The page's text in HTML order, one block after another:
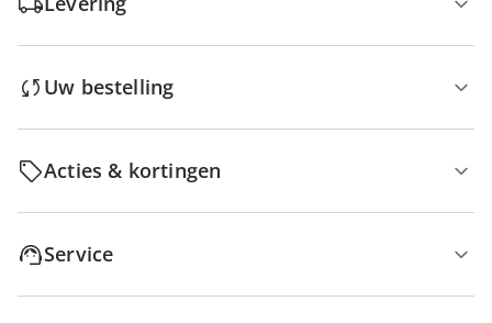
Uw bestelling
Acties & kortingen
Service